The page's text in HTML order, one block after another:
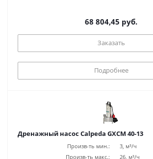
68 804,45 руб.
Заказать
Подробнее
Дренажный насос Calpeda GXCM 40-13
Произв-ть мин.:
3, м³/ч
Произв-ть макс.:
26, м³/ч